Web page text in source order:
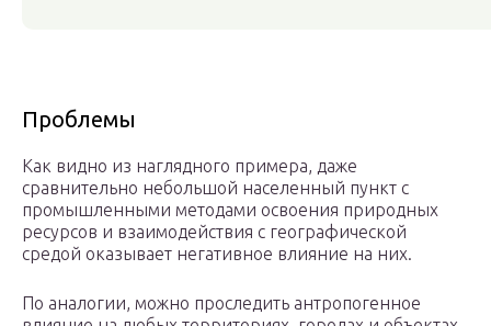
Проблемы
Как видно из наглядного примера, даже
сравнительно небольшой населенный пункт с
промышленными методами освоения природных
ресурсов и взаимодействия с географической
средой оказывает негативное влияние на них.
По аналогии, можно проследить антропогенное